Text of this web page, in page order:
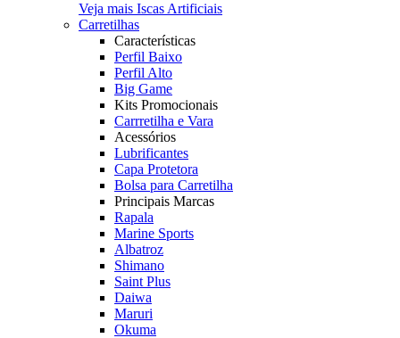
Veja mais Iscas Artificiais
Carretilhas
Características
Perfil Baixo
Perfil Alto
Big Game
Kits Promocionais
Carrretilha e Vara
Acessórios
Lubrificantes
Capa Protetora
Bolsa para Carretilha
Principais Marcas
Rapala
Marine Sports
Albatroz
Shimano
Saint Plus
Daiwa
Maruri
Okuma